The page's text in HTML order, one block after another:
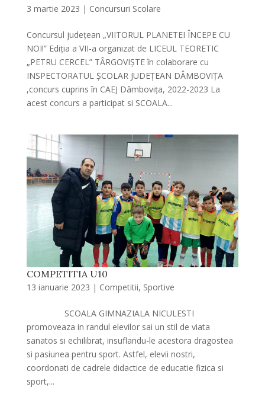
3 martie 2023 | Concursuri Scolare
Concursul județean „VIITORUL PLANETEI ÎNCEPE CU
NOI!” Ediția a VII-a organizat de LICEUL TEORETIC
„PETRU CERCEL” TÂRGOVIȘTE în colaborare cu
INSPECTORATUL ȘCOLAR JUDEȚEAN DÂMBOVIȚA
,concurs cuprins în CAEJ Dâmbovița, 2022-2023 La
acest concurs a participat si SCOALA...
COMPETITIA U10
13 ianuarie 2023 | Competitii, Sportive
SCOALA GIMNAZIALA NICULESTI
promoveaza in randul elevilor sai un stil de viata
sanatos si echilibrat, insuflandu-le acestora dragostea
si pasiunea pentru sport. Astfel, elevii nostri,
coordonati de cadrele didactice de educatie fizica si
sport,...